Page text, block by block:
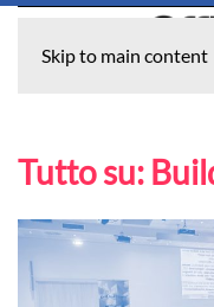
Skip to main content
Tutto su: